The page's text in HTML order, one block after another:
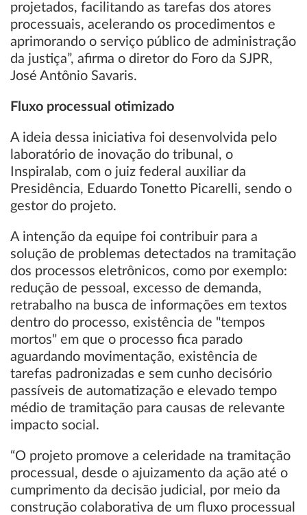
projetados, facilitando as tarefas dos atores
processuais, acelerando os procedimentos e
aprimorando o serviço público de administração
da justiça”, afirma o diretor do Foro da SJPR,
José Antônio Savaris.
Fluxo processual otimizado
A ideia dessa iniciativa foi desenvolvida pelo
laboratório de inovação do tribunal, o
Inspiralab, com o juiz federal auxiliar da
Presidência, Eduardo Tonetto Picarelli, sendo o
gestor do projeto.
A intenção da equipe foi contribuir para a
solução de problemas detectados na tramitação
dos processos eletrônicos, como por exemplo:
redução de pessoal, excesso de demanda,
retrabalho na busca de informações em textos
dentro do processo, existência de "tempos
mortos" em que o processo fica parado
aguardando movimentação, existência de
tarefas padronizadas e sem cunho decisório
passíveis de automatização e elevado tempo
médio de tramitação para causas de relevante
impacto social.
“O projeto promove a celeridade na tramitação
processual, desde o ajuizamento da ação até o
cumprimento da decisão judicial, por meio da
construção colaborativa de um fluxo processual